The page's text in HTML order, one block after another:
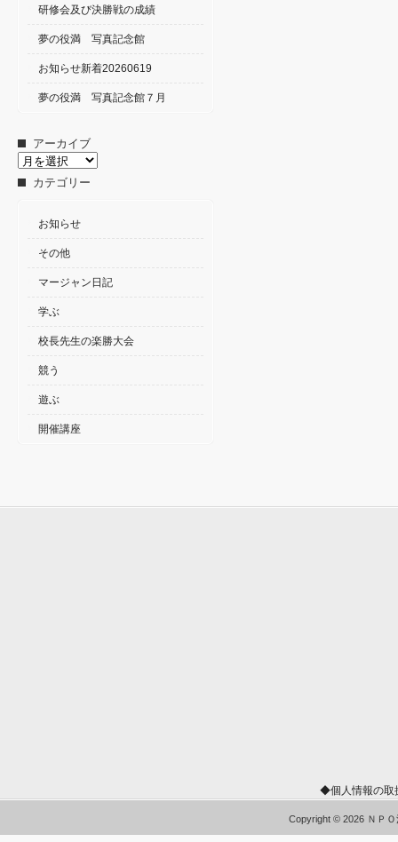
研修会及び決勝戦の成績
夢の役満 写真記念館
お知らせ新着20260619
夢の役満 写真記念館７月
アーカイブ
ア
カテゴリー
お知らせ
その他
マージャン日記
学ぶ
校長先生の楽勝大会
競う
遊ぶ
開催講座
◆個人情報の
Copyright © 2026 ＮＰ